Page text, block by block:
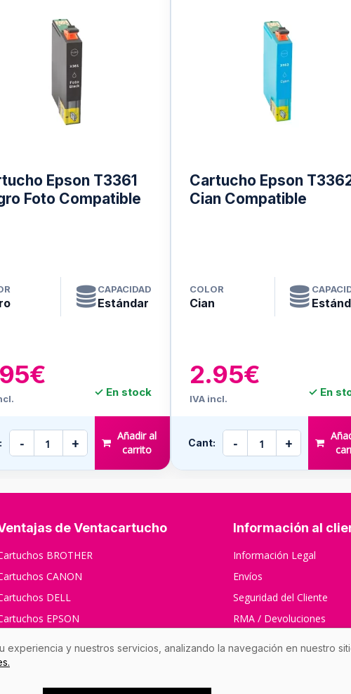
Epson T3361
Foto Compatible
CAPACIDAD
Estándar
✓ En stock
- +
Añadir al
carrito
Cartucho Epson
Cian Compatible
COLOR
Cian
2.95€
IVA incl. ✓ En
Cant: - +
de Ventacartucho
BROTHER
CANON
DELL
EPSON
XEROX
Información al
Información Legal
Envíos
Seguridad del Cliente
RMA / Devoluciones
y nuestros servicios, analizando la navegación en nuestro